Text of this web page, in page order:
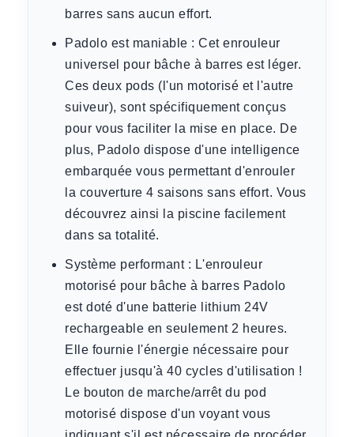
barres sans aucun effort.
Padolo est maniable : Cet enrouleur
universel pour bâche à barres est léger.
Ces deux pods (l'un motorisé et l'autre
suiveur), sont spécifiquement conçus
pour vous faciliter la mise en place. De
plus, Padolo dispose d'une intelligence
embarquée vous permettant d'enrouler
la couverture 4 saisons sans effort. Vous
découvrez ainsi la piscine facilement
dans sa totalité.
Système performant : L'enrouleur
motorisé pour bâche à barres Padolo
est doté d'une batterie lithium 24V
rechargeable en seulement 2 heures.
Elle fournie l'énergie nécessaire pour
effectuer jusqu'à 40 cycles d'utilisation !
Le bouton de marche/arrêt du pod
motorisé dispose d'un voyant vous